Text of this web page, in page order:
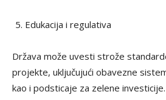
Edukacija i regulativa
Država može uvesti strože
projekte, uključujući obavezne
kao i podsticaje za zelene investicije.